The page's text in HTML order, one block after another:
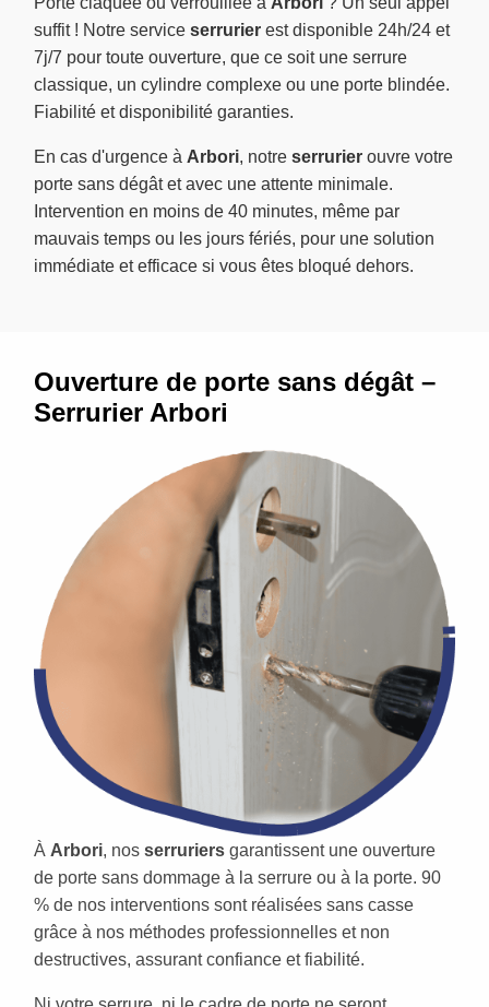
suffit ! Notre service serrurier est disponible 24h/24 et
7j/7 pour toute ouverture, que ce soit une serrure
classique, un cylindre complexe ou une porte blindée.
Fiabilité et disponibilité garanties.
En cas d'urgence à Arbori, notre serrurier ouvre votre
porte sans dégât et avec une attente minimale.
Intervention en moins de 40 minutes, même par
mauvais temps ou les jours fériés, pour une solution
immédiate et efficace si vous êtes bloqué dehors.
Ouverture de porte sans dégât –
Serrurier Arbori
À Arbori, nos serruriers garantissent une ouverture
de porte sans dommage à la serrure ou à la porte. 90
% de nos interventions sont réalisées sans casse
grâce à nos méthodes professionnelles et non
destructives, assurant confiance et fiabilité.